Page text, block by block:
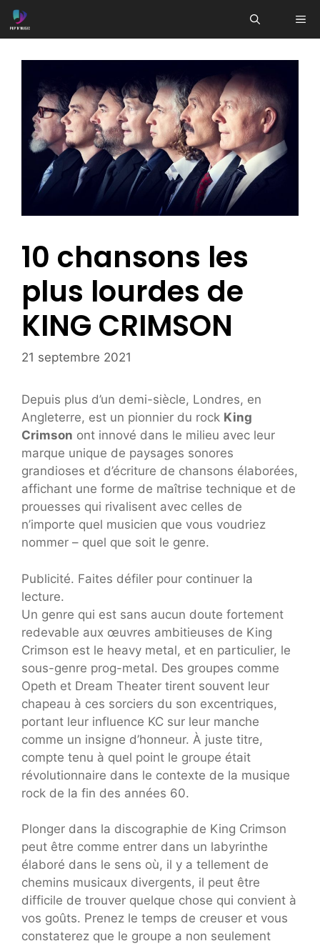
Aller
au
10 chansons les
plus lourdes de
KING CRIMSON
21 septembre 2021
Depuis plus d’un demi-siècle, Londres, en
Angleterre, est un pionnier du rock King
Crimson ont innové dans le milieu avec leur
marque unique de paysages sonores
grandioses et d’écriture de chansons élaborées,
affichant une forme de maîtrise technique et de
prouesses qui rivalisent avec celles de
n’importe quel musicien que vous voudriez
nommer – quel que soit le genre.
Publicité. Faites défiler pour continuer la
lecture.
Un genre qui est sans aucun doute fortement
redevable aux œuvres ambitieuses de King
Crimson est le heavy metal, et en particulier, le
sous-genre prog-metal. Des groupes comme
Opeth et Dream Theater tirent souvent leur
chapeau à ces sorciers du son excentriques,
portant leur influence KC sur leur manche
comme un insigne d’honneur. À juste titre,
compte tenu à quel point le groupe était
révolutionnaire dans le contexte de la musique
rock de la fin des années 60.
Plonger dans la discographie de King Crimson
peut être comme entrer dans un labyrinthe
élaboré dans le sens où, il y a tellement de
chemins musicaux divergents, il peut être
difficile de trouver quelque chose qui convient à
vos goûts. Prenez le temps de creuser et vous
constaterez que le groupe a non seulement